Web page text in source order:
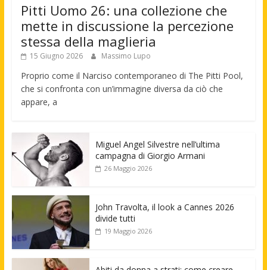
Pitti Uomo 26: una collezione che
mette in discussione la percezione
stessa della maglieria
15 Giugno 2026 Massimo Lupo
Proprio come il Narciso contemporaneo di The Pitti Pool,
che si confronta con un’immagine diversa da ciò che
appare, a
Miguel Angel Silvestre nell’ultima
campagna di Giorgio Armani
26 Maggio 2026
John Travolta, il look a Cannes 2026
divide tutti
19 Maggio 2026